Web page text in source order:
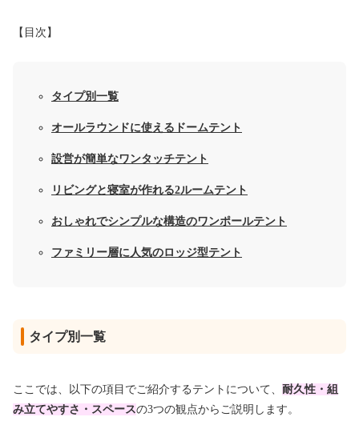
【目次】
タイプ別一覧
オールラウンドに使えるドームテント
設営が簡単なワンタッチテント
リビングと寝室が作れる2ルームテント
おしゃれでシンプルな構造のワンポールテント
ファミリー層に人気のロッジ型テント
タイプ別一覧
ここでは、以下の項目でご紹介するテントについて、 耐久性・組
み立てやすさ・スペースの3つの観点からご説明します。